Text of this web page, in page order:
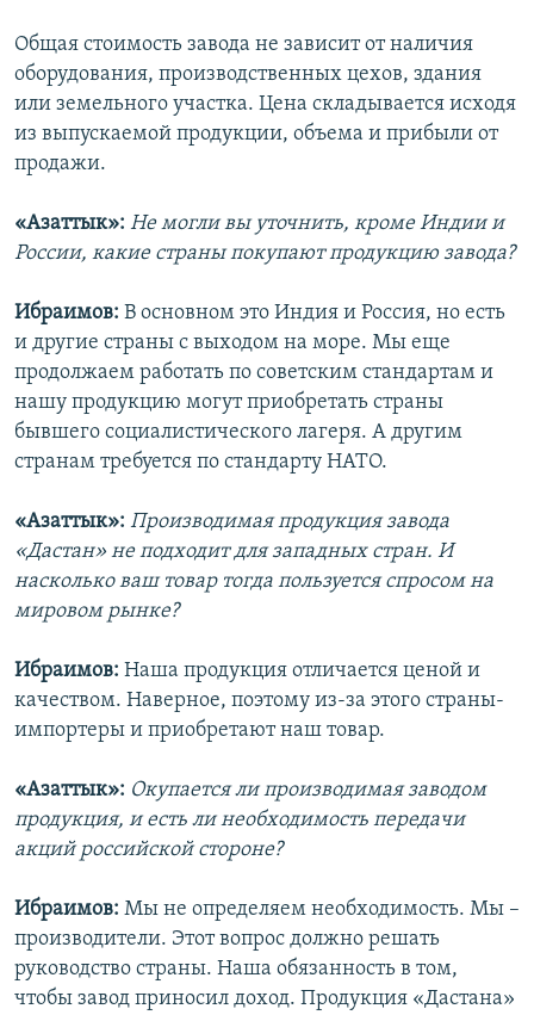
Общая стоимость завода не зависит от наличия
оборудования, производственных цехов, здания
или земельного участка. Цена складывается исходя
из выпускаемой продукции, объема и прибыли от
продажи.
«Азаттык»: Не могли вы уточнить, кроме Индии и
России, какие страны покупают продукцию завода?
Ибраимов: В основном это Индия и Россия, но есть
и другие страны с выходом на море. Мы еще
продолжаем работать по советским стандартам и
нашу продукцию могут приобретать страны
бывшего социалистического лагеря. А другим
странам требуется по стандарту НАТО.
«Азаттык»: Производимая продукция завода
«Дастан» не подходит для западных стран. И
насколько ваш товар тогда пользуется спросом на
мировом рынке?
Ибраимов: Наша продукция отличается ценой и
качеством. Наверное, поэтому из-за этого страны-
импортеры и приобретают наш товар.
«Азаттык»: Окупается ли производимая заводом
продукция, и есть ли необходимость передачи
акций российской стороне?
Ибраимов: Мы не определяем необходимость. Мы –
производители. Этот вопрос должно решать
руководство страны. Наша обязанность в том,
чтобы завод приносил доход. Продукция «Дастана»